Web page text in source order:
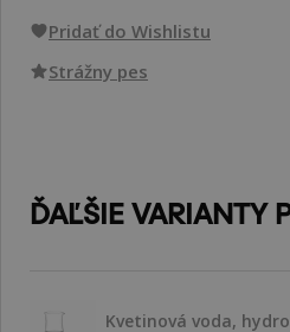
Pridať do Wishlistu
Strážny pes
ĎAĽŠIE VARIANTY
Kvetinová voda,